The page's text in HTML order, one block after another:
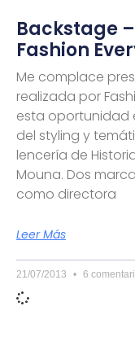
Backstage
Fashion
Me complace
realizada por
esta oportunidad
del styling y
lencería de
Mouna. Dos
como directora
Leer Más
21/07/2013 6